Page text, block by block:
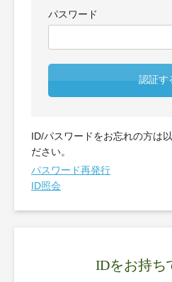
パスワード
認証す
ID/パスワードをお忘れの方は
ださい。
パスワード再発行
ID照会
IDをお持ち